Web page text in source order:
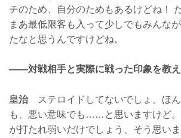
チのため、自分のためもあるけどね！
まあ最低限客も入って少しでもみんな
たなと思うんですけどね。
——対戦相手と実際に戦った印象を教え
皇治ステロイドしてないでしょ。ほ
も、悪い意味でも……と思いますけど
が打たれ弱いだけでしょう、そう思い